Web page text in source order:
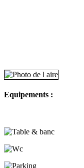
Equipements :